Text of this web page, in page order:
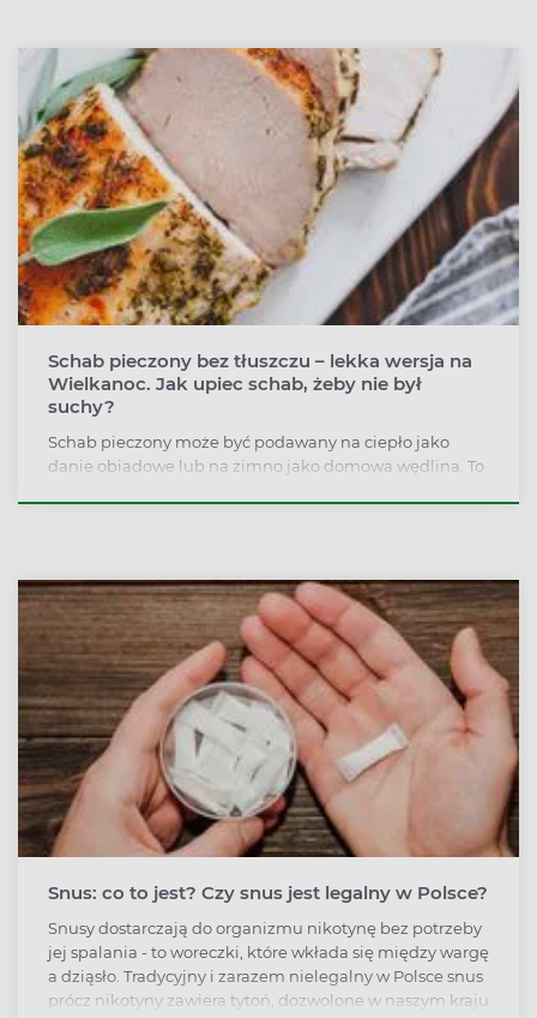
Schab pieczony bez tłuszczu – lekka wersja na
Wielkanoc. Jak upiec schab, żeby nie był
suchy?
Schab pieczony może być podawany na ciepło jako
danie obiadowe lub na zimno jako domowa wędlina. To
aromatyczny. Jak przygotować schab fit, ile kalorii ma
pieczony schab i w jakiej temperaturze najlepiej go
piec?
Snus: co to jest? Czy snus jest legalny w Polsce?
Snusy dostarczają do organizmu nikotynę bez potrzeby
jej spalania - to woreczki, które wkłada się między wargę
a dziąsło. Tradycyjny i zarazem nielegalny w Polsce snus
prócz nikotyny zawiera tytoń, dozwolone w naszym kraju